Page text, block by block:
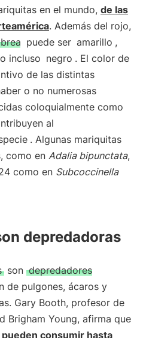
en el mundo, de las
. Además del rojo,
puede ser amarillo ,
o incluso negro . El color de
de las distintas
o no numerosas
coloquialmente como
al
. Algunas mariquitas
como en Adalia bipunctata,
como en Subcoccinella
depredadoras
son depredadores
de pulgones, ácaros y
Gary Booth, profesor de
Brigham Young, afirma que
consumir hasta